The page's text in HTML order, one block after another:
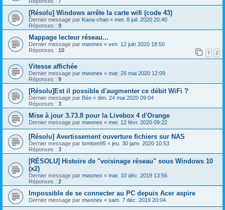
[Résolu] Windows arrête la carte wifi (code 43)
Dernier message par Kana-chan « mer. 8 juil. 2020 20:40
Réponses : 9
Mappage lecteur réseau...
Dernier message par mwonex « ven. 12 juin 2020 18:50
Réponses : 10 1 2
Vitesse affichée
Dernier message par mwonex « mar. 26 mai 2020 12:09
Réponses : 9
[Résolu]Est il possible d'augmenter ce débit WiFi ?
Dernier message par Béo « dim. 24 mai 2020 09:04
Réponses : 3
Mise à jour 3.73.8 pour la Livebox 4 d'Orange
Dernier message par mwonex « mer. 12 févr. 2020 09:22
[Résolu] Avertissement ouverture fichiers sur NAS
Dernier message par tomtom95 « jeu. 30 janv. 2020 10:53
Réponses : 3
[RÉSOLU] Histoire de "voisinage réseau" sous Windows 10
(x2)
Dernier message par mwonex « mar. 10 déc. 2019 13:56
Réponses : 2
Impossible de se connecter au PC depuis Acer aspire
Dernier message par mwonex « sam. 7 déc. 2019 20:04